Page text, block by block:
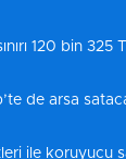
120 bin 325
de arsa
ile koruyucu